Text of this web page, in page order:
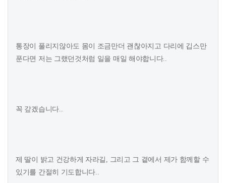
통장이 풀리지않아도 몸이 조금만더 괜찮아지고 다리에 깁스만
푼다면 저는 그랬던것처럼 일을 매일 해야합니다..
꼭 갚겠습니다..
제 딸이 밝고 건강하게 자라길, 그리고 그 곁에서 제가 함께할 수
있기를 간절히 기도합니다..